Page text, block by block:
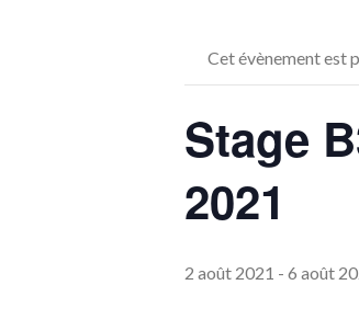
Cet évènement est
Stage
2021
2 août 2021 - 6 août